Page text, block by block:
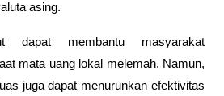
asing.
dapat membantu masyarakat
mata uang lokal melemah. Namun,
juga dapat menurunkan efektivitas